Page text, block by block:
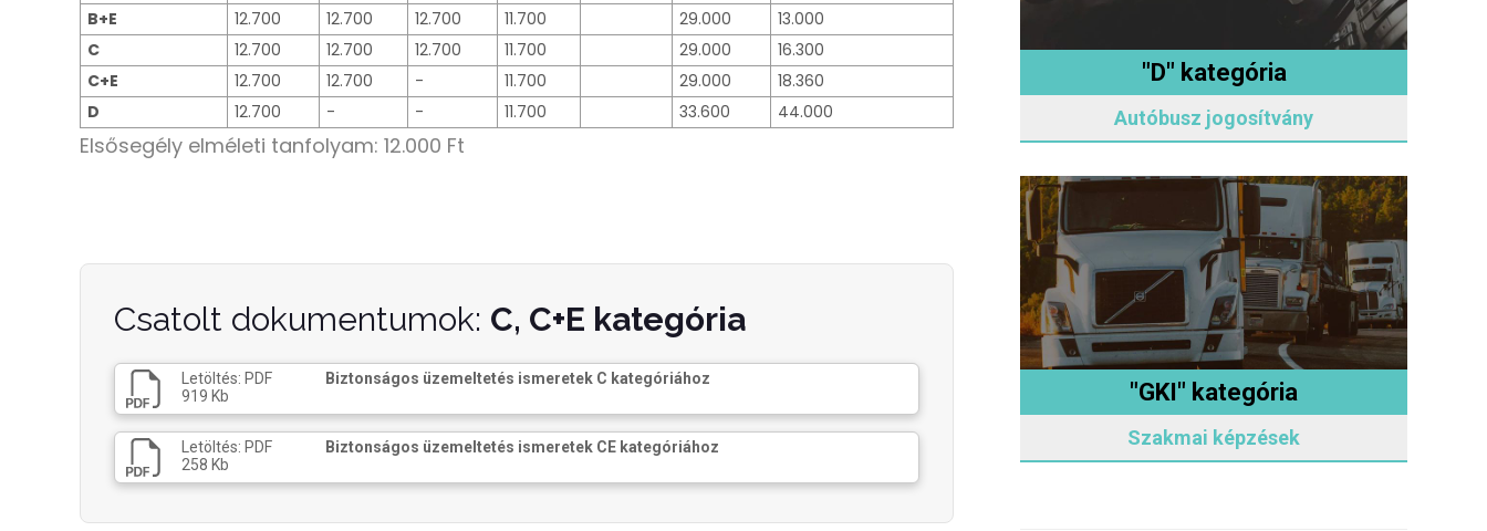
B+E
12.700 12.700 12.700 11.700 29.000
13.000
C
12.700 12.700 12.700 11.700 29.000
16.300
C+E
12.700 12.700 - 11.700 29.000
18.360
D
12.700 - - 11.700 33.600 44.000
Elsősegély elméleti tanfolyam: 12.000 Ft
Csatolt dokumentumok: C, C+E kategória
Letöltés: PDF
919 Kb
Biztonságos üzemeltetés ismeretek C kategóriához
Letöltés: PDF
258 Kb
Biztonságos üzemeltetés ismeretek CE kategóriához
"D" kategória
Autóbusz jogosítvány
"GKI" kategória
Szakmai képzések